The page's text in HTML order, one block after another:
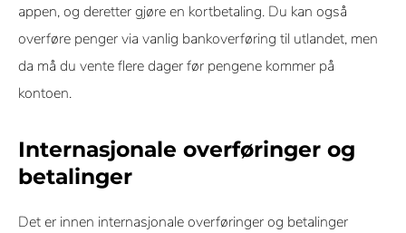
appen, og deretter gjøre en kortbetaling. Du kan også
overføre penger via vanlig bankoverføring til utlandet, men
da må du vente flere dager før pengene kommer på
kontoen.
Internasjonale overføringer og
betalinger
Det er innen internasjonale overføringer og betalinger